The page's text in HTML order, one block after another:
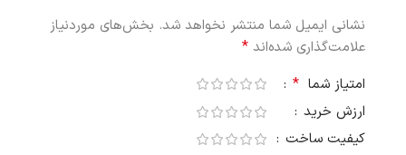
نشانی ایمیل شما منتشر نخواهد شد. بخش‌های موردنیاز
علامت‌گذاری شده‌اند *
امتیاز شما *
ارزش خرید
کیفیت ساخت